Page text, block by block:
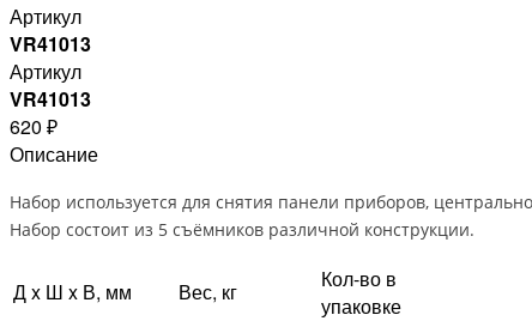
Артикул
VR41013
Артикул
VR41013
620 ₽
Описание
Набор используется для снятия панели приборов,
Набор состоит из 5 съёмников различной конструкции.
Д x Ш x В, мм Вес, кг
Кол-во в
упаковке